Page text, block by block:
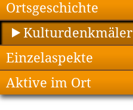
Ortsgeschichte
Kulturdenkmäler
Einzelaspekte
Aktive im Ort